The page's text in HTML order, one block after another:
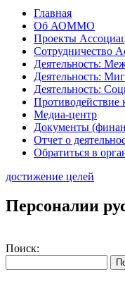
Главная
Об АОММО
Проекты
Сотрудничество
Деятельность:
Деятельность:
Деятельность:
Противодействие
Медиа-центр
Документы
Отчет о
Обратиться в
достижение целей
Персоналии
Поиск: